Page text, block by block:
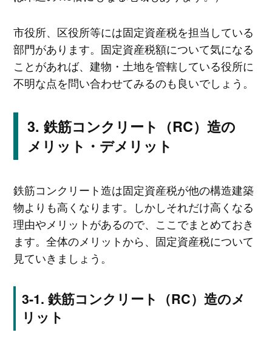
市役所、区役所等には固定資産税を担当している
部門があります。固定資産税額について気になる
ことがあれば、建物・土地を管轄している役所に
不明な点を問い合わせてみるのも良いでしょう。
鉄筋コンクリート（RC）造の
メリット・デメリット
鉄筋コンクリート造は固定資産税が他の構造建築
物よりも高くなります。しかしそれだけ高くなる
理由やメリットがあるので、ここでまとめておき
ます。全体のメリットから、固定資産税について
見ていきましょう。
鉄筋コンクリート（RC）造のメ
リット